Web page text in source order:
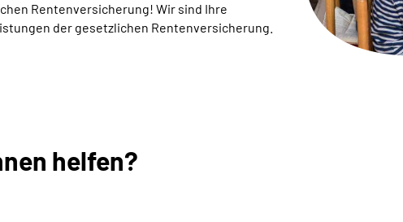
Rentenversicherung! ­Wir sind Ihre
der gesetzlichen Rentenversicherung.
helfen?